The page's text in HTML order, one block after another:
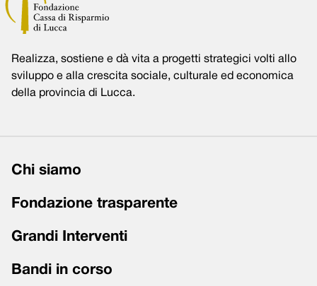
Realizza, sostiene e dà vita a progetti strategici volti allo
sviluppo e alla crescita sociale, culturale ed economica
della provincia di Lucca.
Chi siamo
Fondazione trasparente
Grandi Interventi
Bandi in corso